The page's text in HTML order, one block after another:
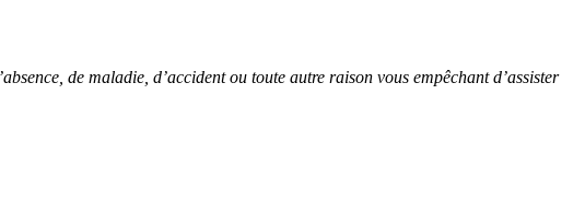
de maladie, d’accident ou toute autre raison vous empêchant d’assister